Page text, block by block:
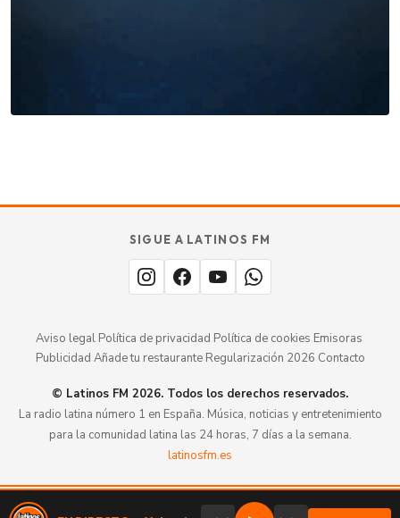
TU SABOR
MERECE
ESTARaquí.
SIGUE A LATINOS FM
Aviso legal· Política de privacidad Política de cookies Emisoras
Publicidad Añade tu restaurante· Regularización 2026 Contacto
© Latinos FM 2026. Todos los derechos reservados.
La radio latina número 1 en España. Música, noticias y entretenimiento
para la comunidad latina las 24 horas, 7 días a la semana.
latinosfm.es
Valencia 107.9 DAB+